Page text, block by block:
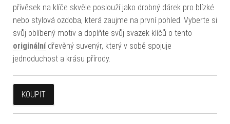
přívěsek na klíče skvěle poslouží jako drobný dárek pro blízké
nebo stylová ozdoba, která zaujme na první pohled. Vyberte si
svůj oblíbený motiv a doplňte svůj svazek klíčů o tento
originálnídřevěný suvenýr, který v sobě spojuje
jednoduchost a krásu přírody.
KOUPIT